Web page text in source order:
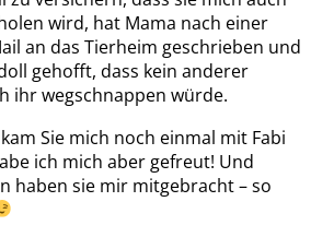
wird, hat Mama nach einer
an das Tierheim geschrieben und
gehofft, dass kein anderer
ihr wegschnappen würde.
Sie mich noch einmal mit Fabi
ich mich aber gefreut! Und
haben sie mir mitgebracht – so